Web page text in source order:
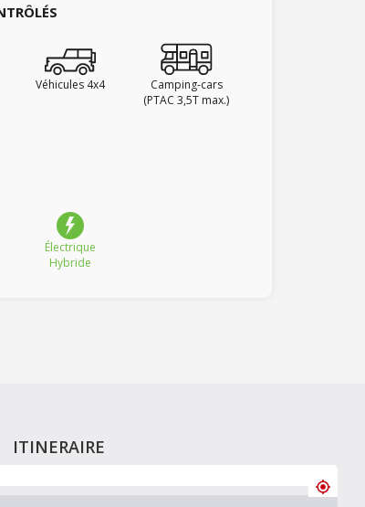
Véhicules 4x4
Camping-cars
(PTAC 3,5T max.)
Électrique
Hybride
ITINERAIRE